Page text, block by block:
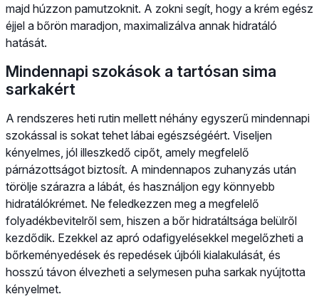
majd húzzon pamutzoknit. A zokni segít, hogy a krém egész
éjjel a bőrön maradjon, maximalizálva annak hidratáló
hatását.
Mindennapi szokások a tartósan sima
sarkakért
A rendszeres heti rutin mellett néhány egyszerű mindennapi
szokással is sokat tehet lábai egészségéért. Viseljen
kényelmes, jól illeszkedő cipőt, amely megfelelő
párnázottságot biztosít. A mindennapos zuhanyzás után
törölje szárazra a lábát, és használjon egy könnyebb
hidratálókrémet. Ne feledkezzen meg a megfelelő
folyadékbevitelről sem, hiszen a bőr hidratáltsága belülről
kezdődik. Ezekkel az apró odafigyelésekkel megelőzheti a
bőrkeményedések és repedések újbóli kialakulását, és
hosszú távon élvezheti a selymesen puha sarkak nyújtotta
kényelmet.